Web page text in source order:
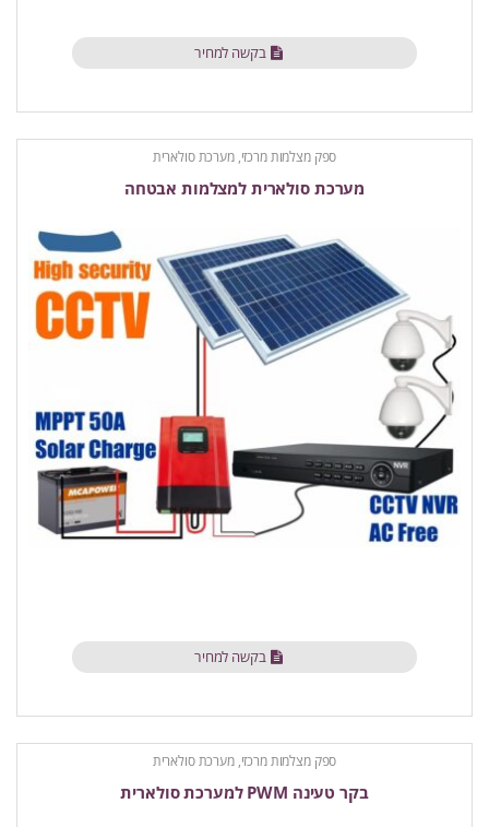
בקשה למחיר
ספק מצלמות מרכזי, מערכת סולארית
מערכת סולארית למצלמות אבטחה
בקשה למחיר
ספק מצלמות מרכזי, מערכת סולארית
בקר טעינה PWM למערכת סולארית